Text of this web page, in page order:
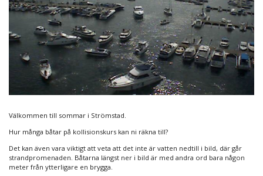
Välkommen till sommar i Strömstad.
Hur många båtar på kollisionskurs kan ni räkna till?
Det kan även vara viktigt att veta att det inte är vatten nedtill i bild, där går
strandpromenaden. Båtarna längst ner i bild är med andra ord bara någon
meter från ytterligare en brygga.